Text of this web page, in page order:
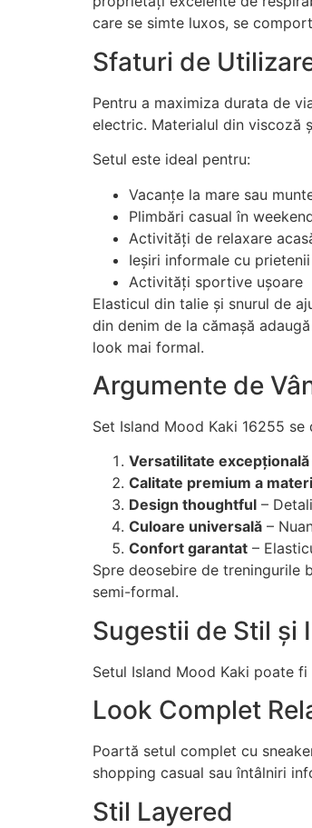
care se simte luxos, se
Sfaturi de
Pentru a maximiza durata de
electric. Materialul din viscoză
Setul este ideal pentru:
Vacanțe la mare sau
Plimbări casual în
Activități de relaxare
Ieșiri informale cu prietenii
Activități sportive ușoare
Elasticul din talie și snurul de
din denim de la cămașă
look mai formal.
Argumente de
Set Island Mood Kaki 16255
Versatilitate excepțională
Calitate premium a
Design thoughtful –
Culoare universală –
Confort garantat –
Spre deosebire de treningurile
semi-formal.
Sugestii de Stil și
Setul Island Mood Kaki poate
Look Complet
Poartă setul complet cu
shopping casual sau întâlniri
Stil Layered